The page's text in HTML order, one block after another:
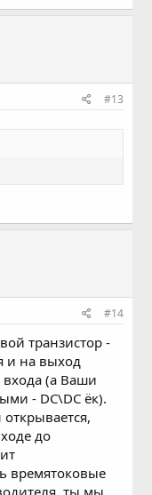
#13
#14
транзистор -
и на выход
входа (а Ваши
- DC\DC ёк).
до
времятоковые
ты мы